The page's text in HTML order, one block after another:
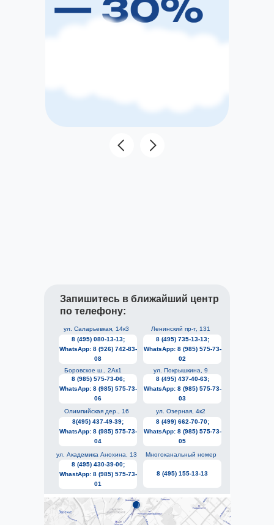
Запишитесь в ближайший центр
по телефону:
8 (495) 735-13-13;
WhatsApp: 8 (985) 575-73-
02
8 (495) 437-40-63;
WhatsApp: 8 (985) 575-73-
03
8(495) 437-49-39;
WhatsApp: 8 (985) 575-73-
04
8 (495) 430-39-00;
WhastApp: 8 (985) 575-73-
01
8 (499) 662-70-70;
WhatsApp: 8 (985) 575-73-
05
8 (985) 575-73-06;
WhatsApp: 8 (985) 575-73-
06
8 (495) 080-13-13;
WhatsApp: 8 (926) 742-83-
08
8 (495) 155-13-13
ул. Саларьевкая, 14к3
Боровское ш., 2Ак1
Олимпийская дер., 16
ул. Академика Анохина, 13
Ленинский пр-т, 131
ул. Покрышкина, 9
ул. Озерная, 4к2
Многоканальный номер